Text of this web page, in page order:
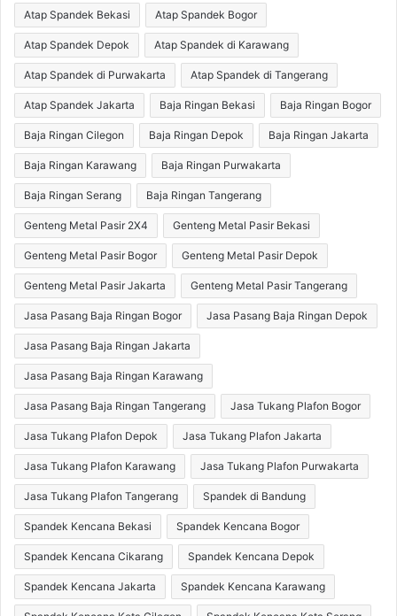
ini
dapat
diambil
di
halaman
produk
Atap Spandek Bekasi Atap Spandek Bogor
Atap Spandek Depok Atap Spandek di Karawang
Atap Spandek di Purwakarta Atap Spandek di Tangerang
Atap Spandek Jakarta Baja Ringan Bekasi Baja Ringan Bogor
Baja Ringan Cilegon Baja Ringan Depok Baja Ringan Jakarta
Baja Ringan Karawang Baja Ringan Purwakarta
Baja Ringan Serang Baja Ringan Tangerang
Genteng Metal Pasir 2X4 Genteng Metal Pasir Bekasi
Genteng Metal Pasir Bogor Genteng Metal Pasir Depok
Genteng Metal Pasir Jakarta Genteng Metal Pasir Tangerang
Jasa Pasang Baja Ringan Bogor Jasa Pasang Baja Ringan Depok
Jasa Pasang Baja Ringan Jakarta
Jasa Pasang Baja Ringan Karawang
Jasa Pasang Baja Ringan Tangerang Jasa Tukang Plafon Bogor
Jasa Tukang Plafon Depok Jasa Tukang Plafon Jakarta
Jasa Tukang Plafon Karawang Jasa Tukang Plafon Purwakarta
Jasa Tukang Plafon Tangerang Spandek di Bandung
Spandek Kencana Bekasi Spandek Kencana Bogor
Spandek Kencana Cikarang Spandek Kencana Depok
Spandek Kencana Jakarta Spandek Kencana Karawang